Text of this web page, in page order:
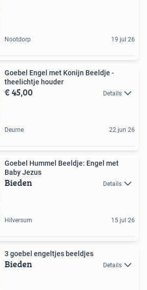
Nootdorp 19 jul 26
Goebel Engel met Konijn Beeldje -
theelichtje houder
€ 45,00 Details
Deurne 22 jun 26
Goebel Hummel Beeldje: Engel met
Baby Jezus
Bieden Details
Hilversum 15 jul 26
3 goebel engeltjes beeldjes
Bieden Details